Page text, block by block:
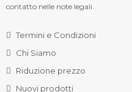
contatto nelle note legali.
Termini e Condizioni
Chi Siamo
Riduzione prezzo
Nuovi prodotti